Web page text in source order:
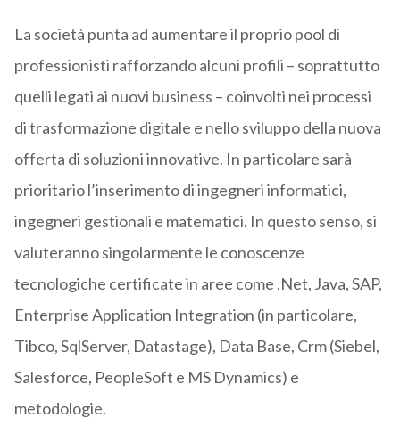
La società punta ad aumentare il proprio pool di
professionisti rafforzando alcuni profili – soprattutto
quelli legati ai nuovi business – coinvolti nei processi
di trasformazione digitale e nello sviluppo della nuova
offerta di soluzioni innovative. In particolare sarà
prioritario l’inserimento di ingegneri informatici,
ingegneri gestionali e matematici. In questo senso, si
valuteranno singolarmente le conoscenze
tecnologiche certificate in aree come .Net, Java, SAP,
Enterprise Application Integration (in particolare,
Tibco, SqlServer, Datastage), Data Base, Crm (Siebel,
Salesforce, PeopleSoft e MS Dynamics) e
metodologie.